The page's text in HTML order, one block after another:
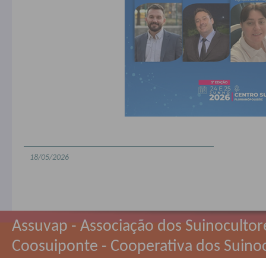
18/05/2026
Assuvap - Associação dos
Coosuiponte - Cooperativa dos